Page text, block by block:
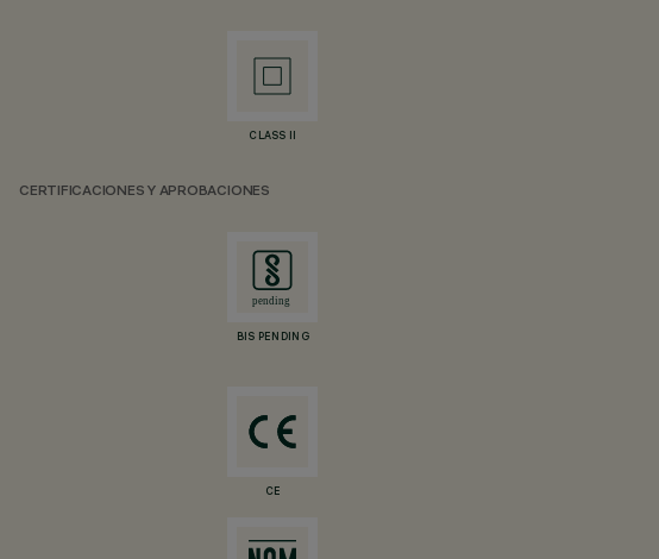
CLASS II
CERTIFICACIONES Y APROBACIONES
BIS PENDING
CE